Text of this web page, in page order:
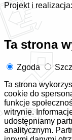
Projekt i realizacja:
Ta strona
Zgoda
Ta strona
cookie do
funkcje
witrynie.
udostępniamy
analitycznym.